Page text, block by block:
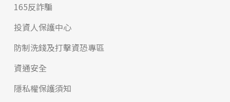
165反詐騙
投資人保護中心
防制洗錢及打擊資恐專區
資通安全
隱私權保護須知